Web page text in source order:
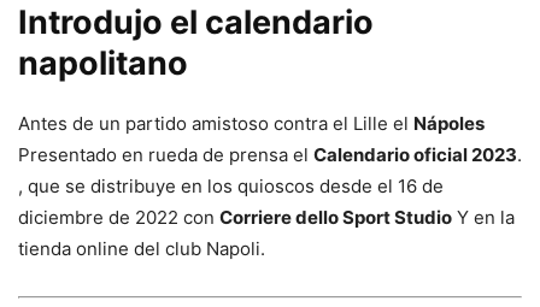
Introdujo el calendario
napolitano
Antes de un partido amistoso contra el Lille el Nápoles
Presentado en rueda de prensa el Calendario oficial 2023.
, que se distribuye en los quioscos desde el 16 de
diciembre de 2022 con Corriere dello Sport Studio Y en la
tienda online del club Napoli.